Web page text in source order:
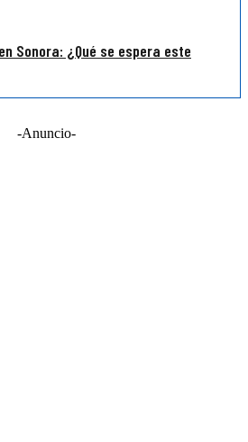
Sonora: ¿Qué se espera este
-Anuncio-